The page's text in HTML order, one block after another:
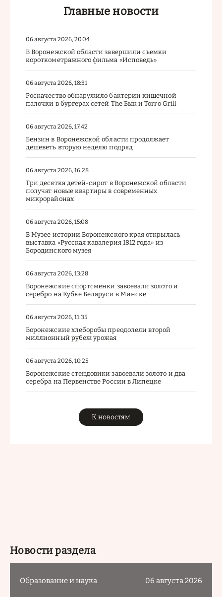
Главные новости
06 августа 2026, 20:04
В Воронежской области завершили съемки
короткометражного фильма «Исповедь»
06 августа 2026, 18:31
Роскачество обнаружило бактерии кишечной
палочки в бургерах сетей The Бык и Torro Grill
06 августа 2026, 17:42
Бензин в Воронежской области продолжает
дешеветь вторую неделю подряд
06 августа 2026, 16:28
Три десятка детей-сирот в Воронежской области
получат новые квартиры в современных
микрорайонах
06 августа 2026, 15:08
В Музее истории Воронежского края открылась
выставка «Русская кавалерия 1812 года» из
Бородинского музея
06 августа 2026, 13:28
Воронежские спортсменки завоевали золото и
серебро на Кубке Беларуси в Минске
06 августа 2026, 11:35
Воронежские хлеборобы преодолели второй
миллионный рубеж урожая
06 августа 2026, 10:25
Воронежские стендовики завоевали золото и два
серебра на Первенстве России в Липецке
К новостям
Новости раздела
Образование и наука 06 августа 2026